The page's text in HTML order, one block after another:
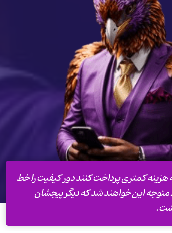
هزینه کمتری پرداخت کنند دور کیفیت را خط
متوجه این خواهند شد که دیگر پیجشان